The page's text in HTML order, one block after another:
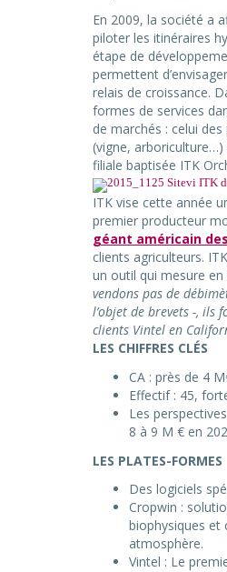
En 2009, la société a
piloter les itinéraires
étape de
permettent
relais de croissance.
formes de services
de marchés : celui
(vigne, arboriculture…)
filiale baptisée ITK
ITK vise cette année
premier producteur
géant américain
clients agriculteurs.
un outil qui mesure en
vendons pas de
l’objet de brevets -, ils
clients Vintel en
LES CHIFFRES CLÉS
CA : près de 4
Effectif : 45,
Les
8 à 9 M € en
LES PLATES-FORMES
Des logiciels
Cropwin :
biophysiques et
atmosphère.
Vintel : Le